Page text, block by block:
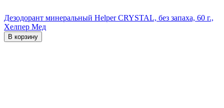
Дезодорант минеральный Helper CRYSTAL, без запаха, 60 г.,
Хелпер Мед
В корзину